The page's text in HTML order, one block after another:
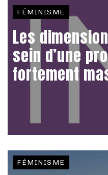
FÉMINISME
Les
sein d’une
fortement
FÉMINISME